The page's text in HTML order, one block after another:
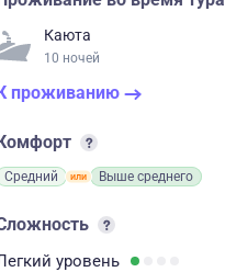
Каюта
10 ночей
проживанию
Средний Выше среднего
уровень